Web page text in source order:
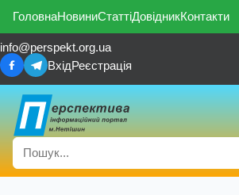
ГоловнаНовиниСтаттіДовідникКонтакти
info@perspekt.org.ua
ВхідРеєстрація